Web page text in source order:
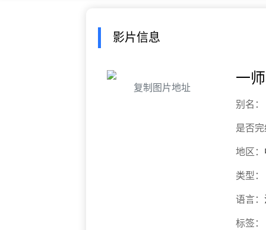
影片信息
复制图片地址
一
别名：
是否
地区：
类型：
语言：
标签：